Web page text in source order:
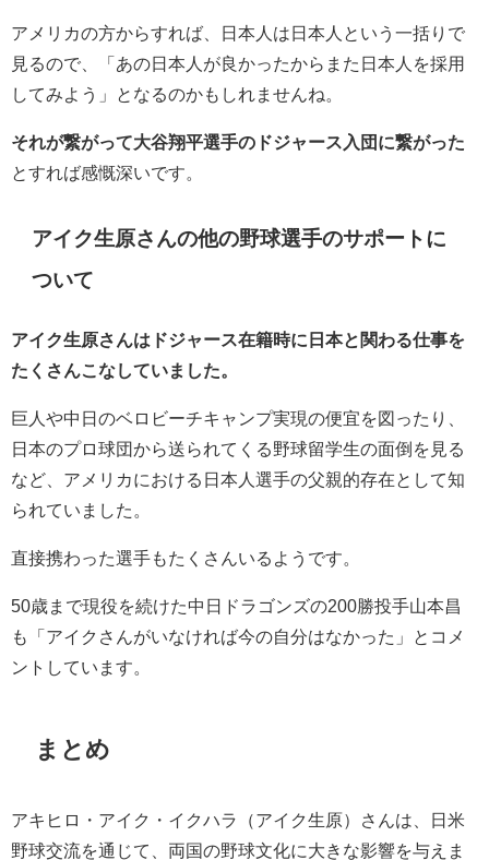
アメリカの方からすれば、日本人は日本人という一括りで
見るので、「あの日本人が良かったからまた日本人を採用
してみよう」となるのかもしれませんね。
それが繋がって大谷翔平選手のドジャース入団に繋がった
とすれば感慨深いです。
アイク生原さんの他の野球選手のサポートに
ついて
アイク生原さんはドジャース在籍時に日本と関わる仕事を
たくさんこなしていました。
巨人や中日のベロビーチキャンプ実現の便宜を図ったり、
日本のプロ球団から送られてくる野球留学生の面倒を見る
など、アメリカにおける日本人選手の父親的存在として知
られていました。
直接携わった選手もたくさんいるようです。
50歳まで現役を続けた中日ドラゴンズの200勝投手山本昌
も「アイクさんがいなければ今の自分はなかった」とコメ
ントしています。
まとめ
アキヒロ・アイク・イクハラ（アイク生原）さんは、日米
野球交流を通じて、両国の野球文化に大きな影響を与えま